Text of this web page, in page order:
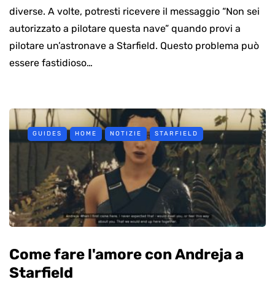
diverse. A volte, potresti ricevere il messaggio “Non sei
autorizzato a pilotare questa nave” quando provi a
pilotare un’astronave a Starfield. Questo problema può
essere fastidioso…
GUIDES HOME NOTIZIE STARFIELD
Come fare l'amore con Andreja a
Starfield